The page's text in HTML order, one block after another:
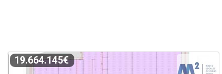
19.664.145€